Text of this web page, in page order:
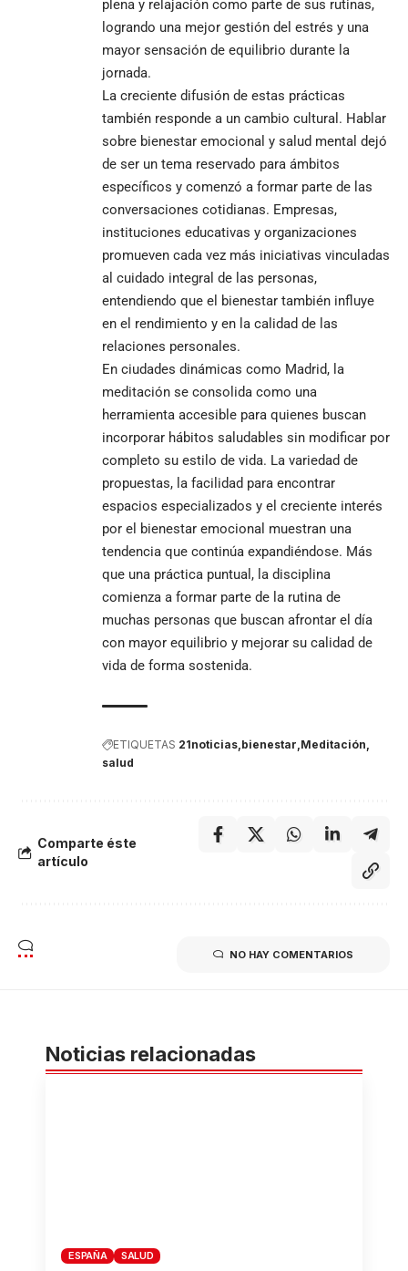
plena y relajación como parte de sus rutinas,
logrando una mejor gestión del estrés y una
mayor sensación de equilibrio durante la
jornada.
La creciente difusión de estas prácticas
también responde a un cambio cultural. Hablar
sobre bienestar emocional y salud mental dejó
de ser un tema reservado para ámbitos
específicos y comenzó a formar parte de las
conversaciones cotidianas. Empresas,
instituciones educativas y organizaciones
promueven cada vez más iniciativas vinculadas
al cuidado integral de las personas,
entendiendo que el bienestar también influye
en el rendimiento y en la calidad de las
relaciones personales.
En ciudades dinámicas como Madrid, la
meditación se consolida como una
herramienta accesible para quienes buscan
incorporar hábitos saludables sin modificar por
completo su estilo de vida. La variedad de
propuestas, la facilidad para encontrar
espacios especializados y el creciente interés
por el bienestar emocional muestran una
tendencia que continúa expandiéndose. Más
que una práctica puntual, la disciplina
comienza a formar parte de la rutina de
muchas personas que buscan afrontar el día
con mayor equilibrio y mejorar su calidad de
vida de forma sostenida.
ETIQUETAS 21noticias bienestar Meditación
salud
Comparte éste
artículo
NO HAY COMENTARIOS
Noticias relacionadas
ESPAÑA SALUD